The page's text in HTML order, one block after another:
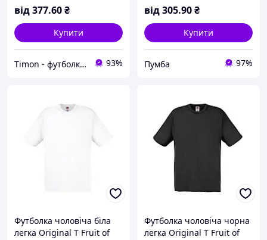
від377.60₴
Купити
Timon - футболки дитячі тя дорослі однотонні 93%
від305.90₴
Купити
Пумба 97%
Футболка чоловіча біла
легка Original T Fruit of
Футболка чоловіча чорна
легка Original T Fruit of